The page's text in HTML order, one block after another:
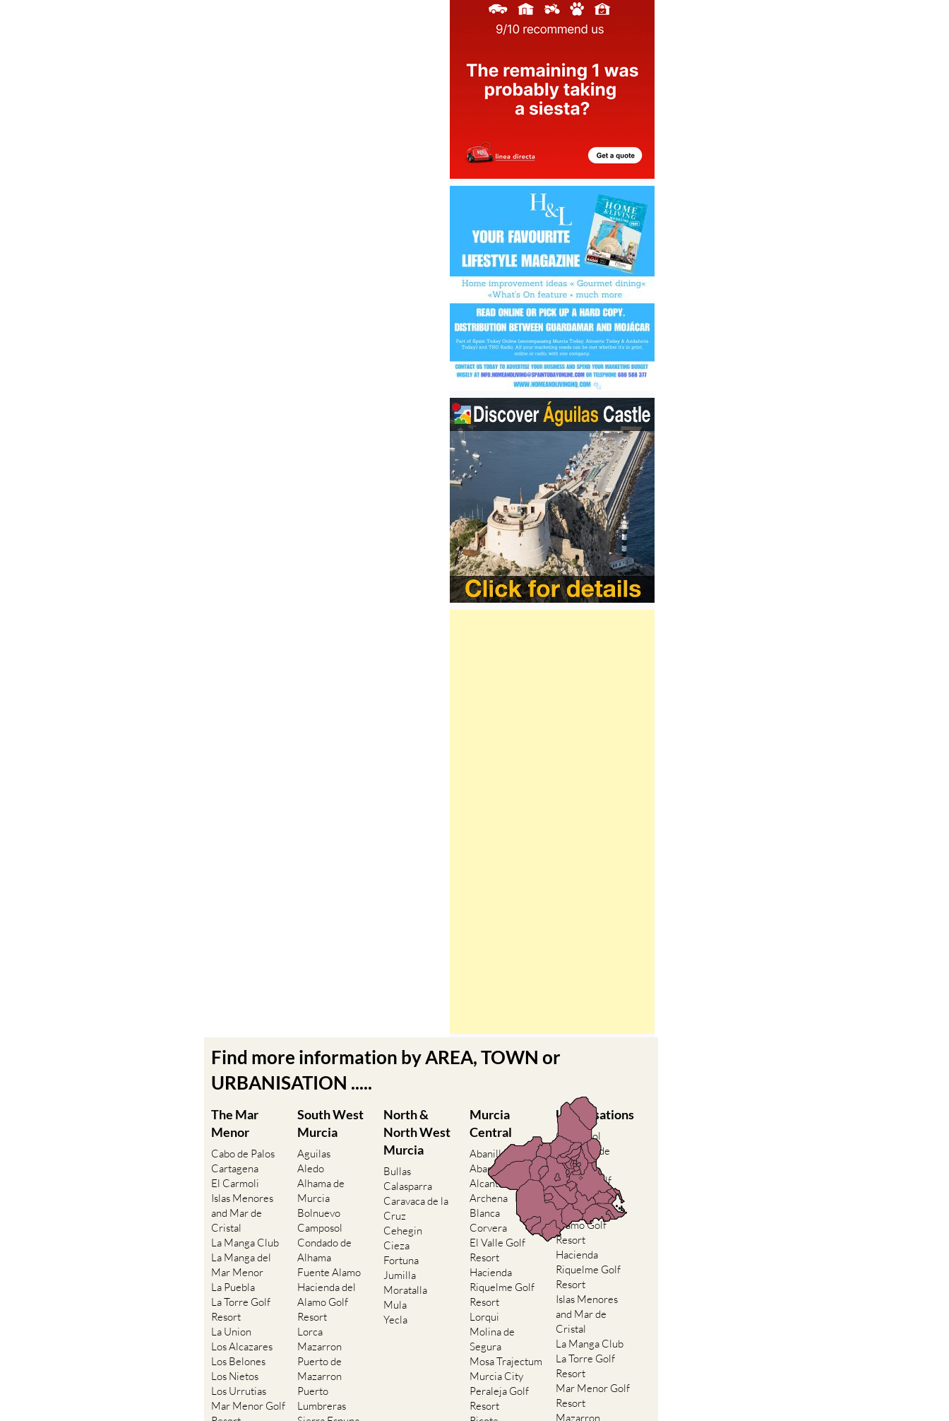
Find more information by AREA, TOWN or
URBANISATION .....
The Mar
Menor
Cabo de Palos
Cartagena
El Carmoli
Islas Menores
and Mar de
Cristal
La Manga Club
La Manga del
Mar Menor
La Puebla
La Torre Golf
Resort
La Union
Los Alcazares
Los Belones
Los Nietos
Los Urrutias
Mar Menor Golf
South West
Murcia
Aguilas
Aledo
Alhama de
Murcia
Bolnuevo
Camposol
Condado de
Alhama
Fuente Alamo
Hacienda del
Alamo Golf
Resort
Lorca
Mazarron
Puerto de
Mazarron
Puerto
Lumbreras
North &
North West
Murcia
Bullas
Calasparra
Caravaca de la
Cruz
Cehegin
Cieza
Fortuna
Jumilla
Moratalla
Mula
Yecla
Murcia
Central
Abanilla
Abaran
Alcantarilla
Archena
Blanca
Corvera
El Valle Golf
Resort
Hacienda
Riquelme Golf
Resort
Lorqui
Molina de
Segura
Mosa Trajectum
Murcia City
Peraleja Golf
Resort
Urbanisations
Camposol
Condado de
Alhama
El Valle Golf
Resort
Hacienda del
Alamo Golf
Resort
Hacienda
Riquelme Golf
Resort
Islas Menores
and Mar de
Cristal
La Manga Club
La Torre Golf
Resort
Mar Menor Golf
Resort
Mazarron